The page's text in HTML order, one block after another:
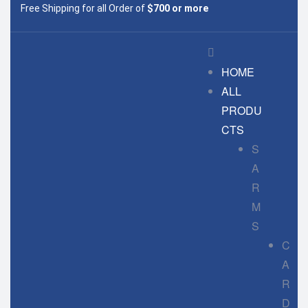
Free Shipping for all Order of $700 or more
HOME
ALL
PRODU
CTS
S
A
R
M
S
C
A
R
D